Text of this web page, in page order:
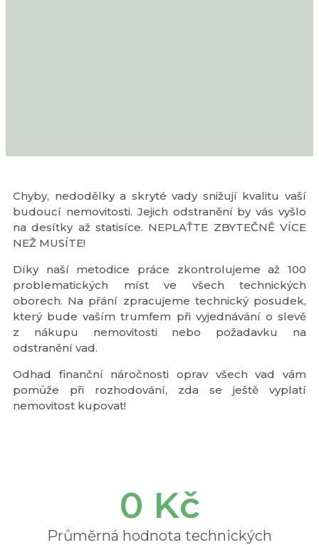
Chyby, nedodělky a skryté vady snižují kvalitu vaší
budoucí nemovitosti. Jejich odstranění by vás vyšlo
na desítky až statisíce. NEPLAŤTE ZBYTEČNĚ VÍCE
NEŽ MUSÍTE!
Díky naší metodice práce zkontrolujeme až 100
problematických míst ve všech technických
oborech. Na přání zpracujeme technický posudek,
který bude vaším trumfem při vyjednávání o slevě
z nákupu nemovitosti nebo požadavku na
odstranění vad.
Odhad finanční náročnosti oprav všech vad vám
pomůže při rozhodování, zda se ještě vyplatí
nemovitost kupovat!
0 Kč
Průměrná hodnota technických